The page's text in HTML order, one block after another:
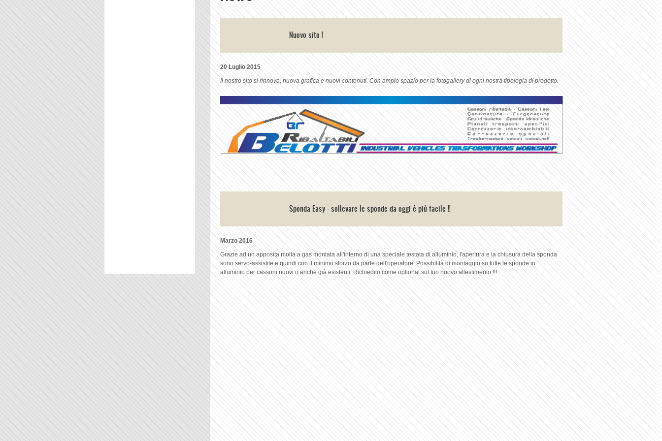
Nuovo sito !
20 Luglio 2015
Il nostro sito si rinnova, nuova grafica e nuovi contenuti. Con ampio spazio per la fotogallery di ogni nostra tipologia di prodotto.
Sponda Easy - sollevare le sponde da oggi è più facile !!
Marzo 2016
Grazie ad un apposita molla a gas montata all'interno di una speciale testata di alluminio, l'apertura e la chiusura della sponda
sono servo-assistite e quindi con il minimo sforzo da parte dell'operatore. Possibilità di montaggio su tutte le sponde in
alluminio per cassoni nuovi o anche già esistenti. Richiedilo come optional sul tuo nuovo allestimento !!!